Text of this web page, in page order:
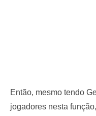
Então, mesmo tendo
jogadores nesta